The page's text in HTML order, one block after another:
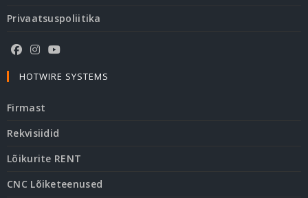
Privaatsuspoliitika
HOTWIRE SYSTEMS
Firmast
Rekvisiidid
Lõikurite RENT
CNC Lõiketeenused